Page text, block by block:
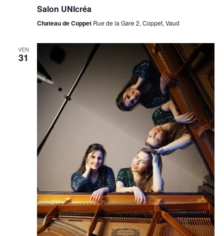
Salon UNIcréa
Chateau de Coppet Rue de la Gare 2, Coppet, Vaud
VEN
31